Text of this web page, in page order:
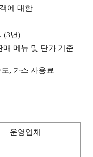
에 대한
(3년)
매 메뉴 및 단가 기준
, 가스 사용료
운영업체